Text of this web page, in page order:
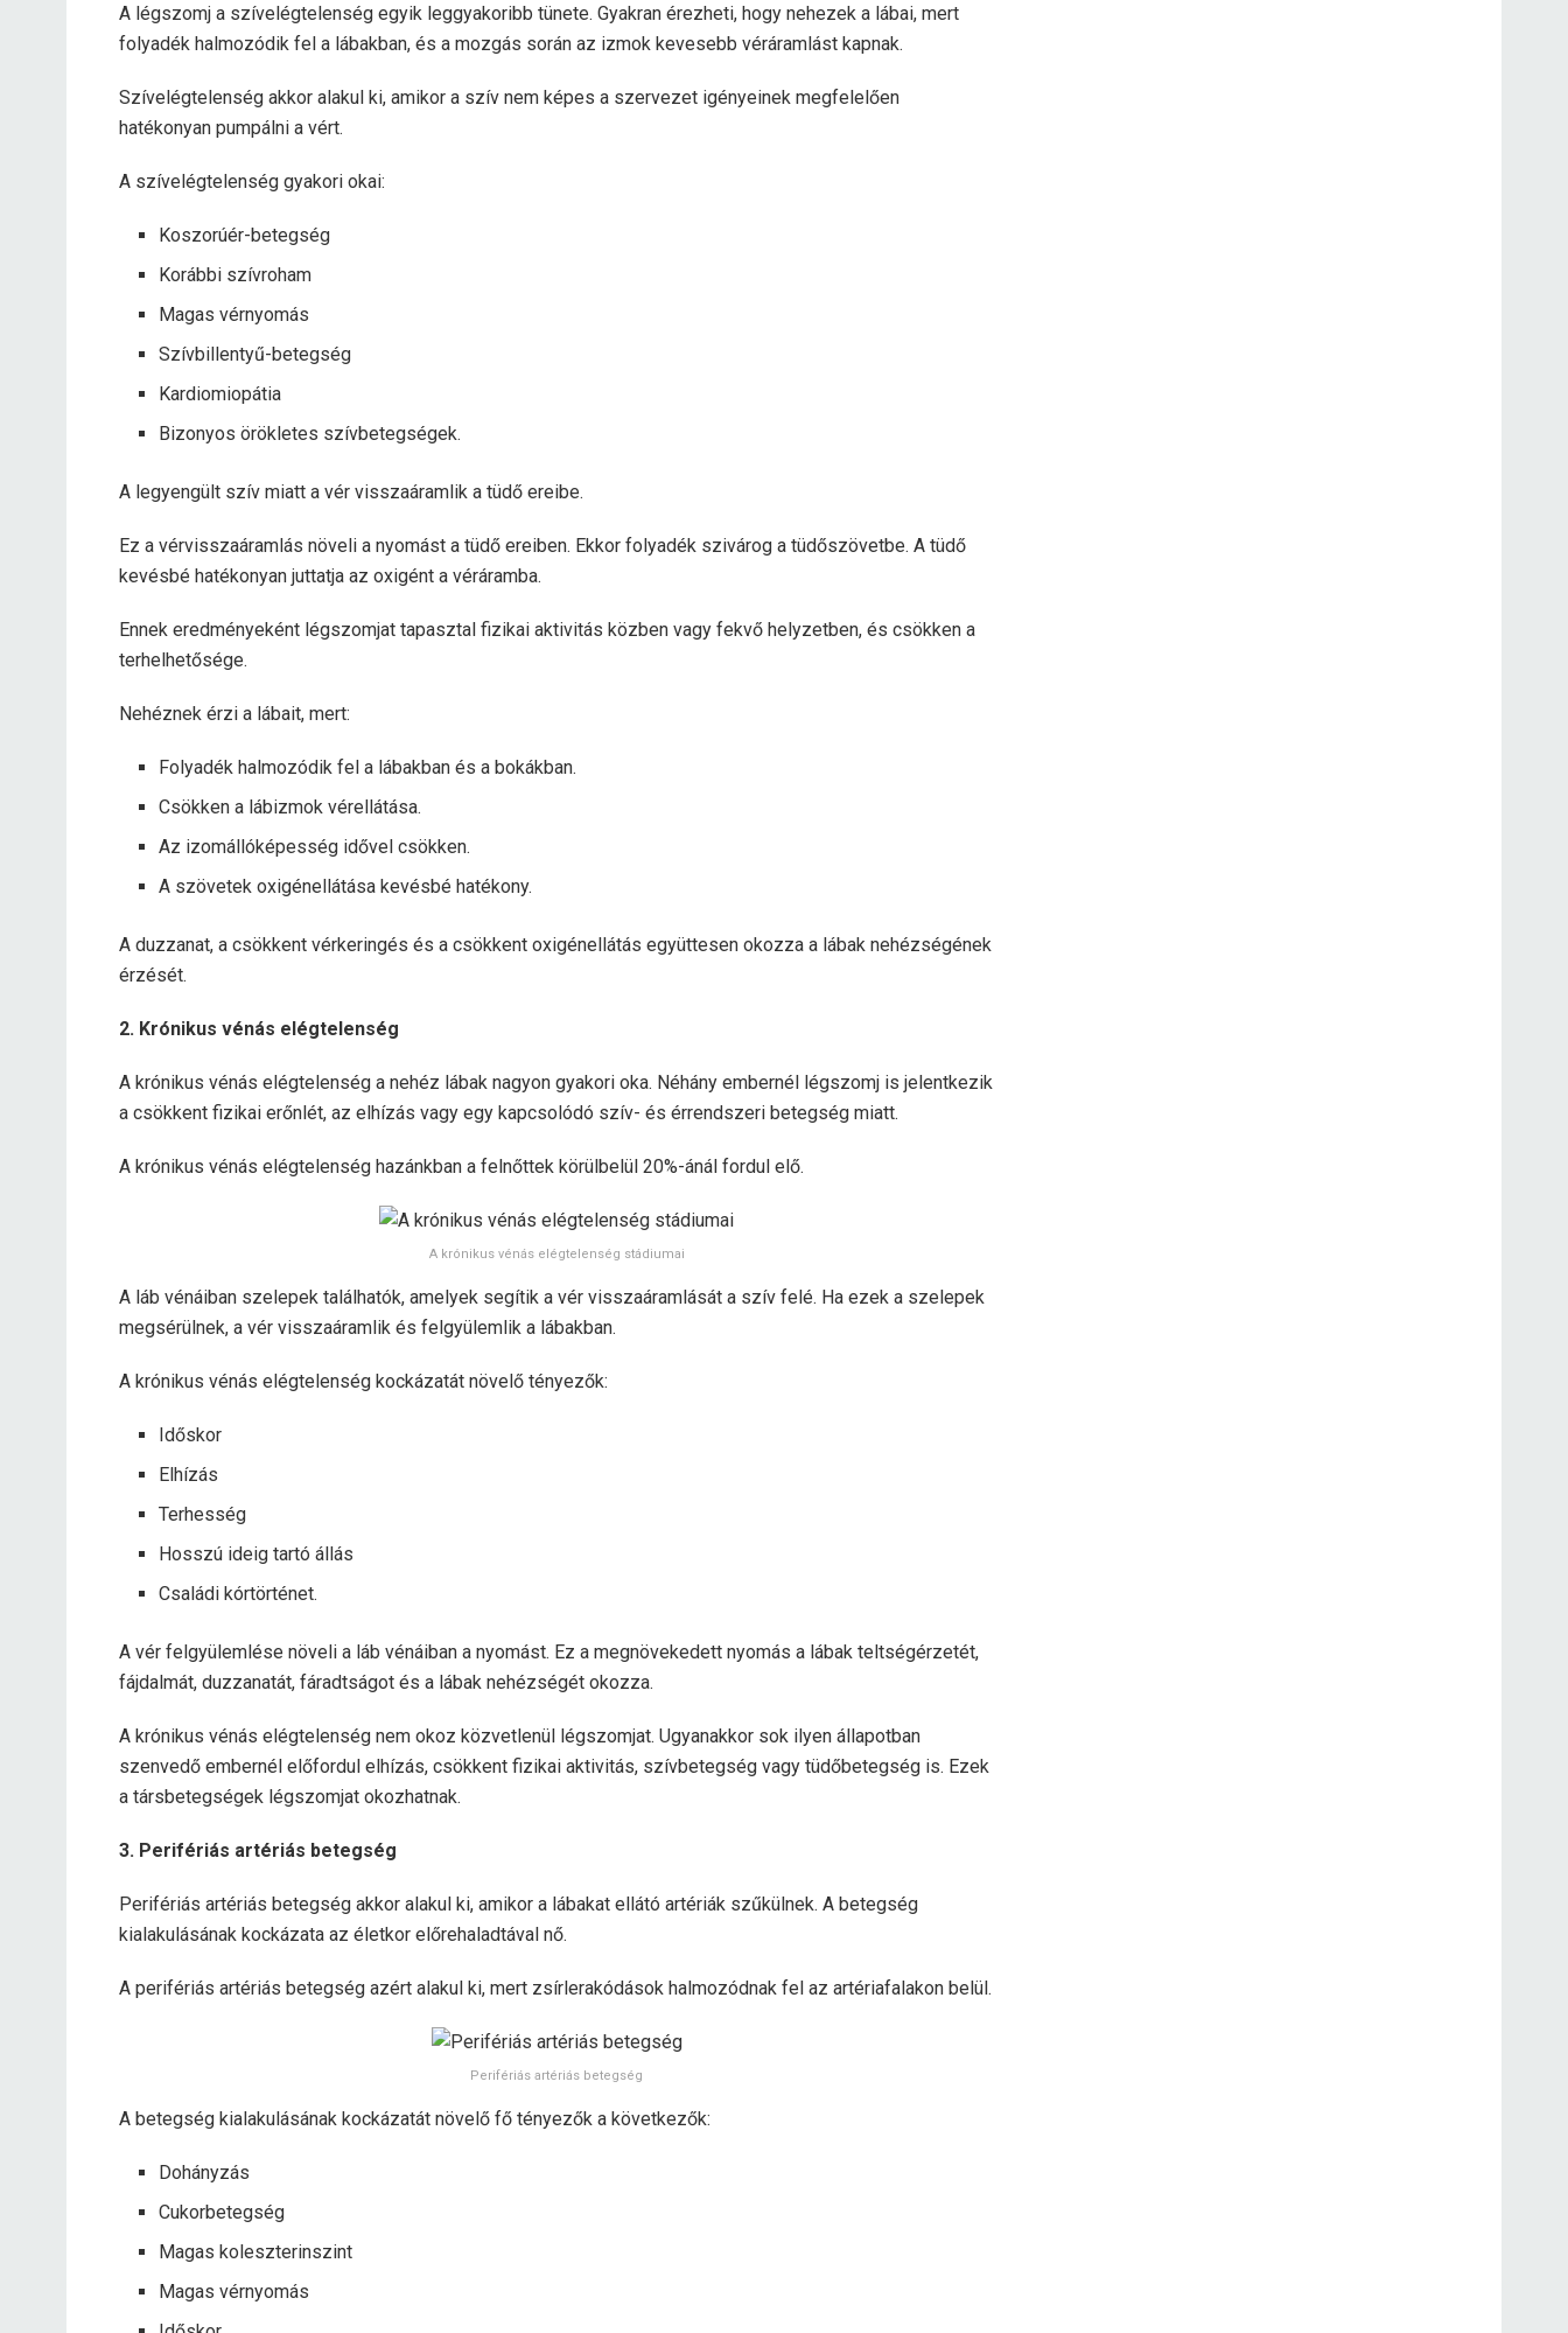
A légszomj a szívelégtelenség egyik leggyakoribb tünete. Gyakran érezheti, hogy nehezek a lábai, mert
folyadék halmozódik fel a lábakban, és a mozgás során az izmok kevesebb véráramlást kapnak.
Szívelégtelenség akkor alakul ki, amikor a szív nem képes a szervezet igényeinek megfelelően
hatékonyan pumpálni a vért.
A szívelégtelenség gyakori okai:
Koszorúér-betegség
Korábbi szívroham
Magas vérnyomás
Szívbillentyű-betegség
Kardiomiopátia
Bizonyos örökletes szívbetegségek.
A legyengült szív miatt a vér visszaáramlik a tüdő ereibe.
Ez a vérvisszaáramlás növeli a nyomást a tüdő ereiben. Ekkor folyadék szivárog a tüdőszövetbe. A tüdő
kevésbé hatékonyan juttatja az oxigént a véráramba.
Ennek eredményeként légszomjat tapasztal fizikai aktivitás közben vagy fekvő helyzetben, és csökken a
terhelhetősége.
Nehéznek érzi a lábait, mert:
Folyadék halmozódik fel a lábakban és a bokákban.
Csökken a lábizmok vérellátása.
Az izomállóképesség idővel csökken.
A szövetek oxigénellátása kevésbé hatékony.
A duzzanat, a csökkent vérkeringés és a csökkent oxigénellátás együttesen okozza a lábak nehézségének
érzését.
2. Krónikus vénás elégtelenség
A krónikus vénás elégtelenség a nehéz lábak nagyon gyakori oka. Néhány embernél légszomj is jelentkezik
a csökkent fizikai erőnlét, az elhízás vagy egy kapcsolódó szív- és érrendszeri betegség miatt.
A krónikus vénás elégtelenség hazánkban a felnőttek körülbelül 20%-ánál fordul elő.
A krónikus vénás elégtelenség stádiumai
A láb vénáiban szelepek találhatók, amelyek segítik a vér visszaáramlását a szív felé. Ha ezek a szelepek
megsérülnek, a vér visszaáramlik és felgyülemlik a lábakban.
A krónikus vénás elégtelenség kockázatát növelő tényezők:
Időskor
Elhízás
Terhesség
Hosszú ideig tartó állás
Családi kórtörténet.
A vér felgyülemlése növeli a láb vénáiban a nyomást. Ez a megnövekedett nyomás a lábak teltségérzetét,
fájdalmát, duzzanatát, fáradtságot és a lábak nehézségét okozza.
A krónikus vénás elégtelenség nem okoz közvetlenül légszomjat. Ugyanakkor sok ilyen állapotban
szenvedő embernél előfordul elhízás, csökkent fizikai aktivitás, szívbetegség vagy tüdőbetegség is. Ezek
a társbetegségek légszomjat okozhatnak.
3. Perifériás artériás betegség
Perifériás artériás betegség akkor alakul ki, amikor a lábakat ellátó artériák szűkülnek. A betegség
kialakulásának kockázata az életkor előrehaladtával nő.
A perifériás artériás betegség azért alakul ki, mert zsírlerakódások halmozódnak fel az artériafalakon belül.
Perifériás artériás betegség
A betegség kialakulásának kockázatát növelő fő tényezők a következők:
Dohányzás
Cukorbetegség
Magas koleszterinszint
Magas vérnyomás